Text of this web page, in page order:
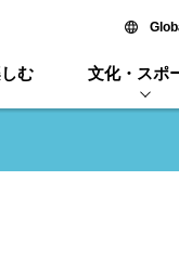
む 文化・スポ